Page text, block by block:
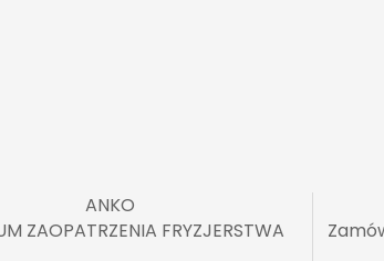
ANKO
ZAOPATRZENIA FRYZJERSTWA